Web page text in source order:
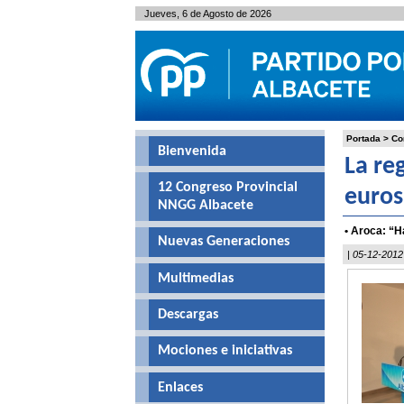
Portada >
La
euros
• Aroca:
| 05-12-2012
Bienvenida
12 Congreso Provincial
NNGG Albacete
Nuevas Generaciones
Multimedias
Descargas
Mociones e iniciativas
Enlaces
Jueves, 6 de Agosto de 2026